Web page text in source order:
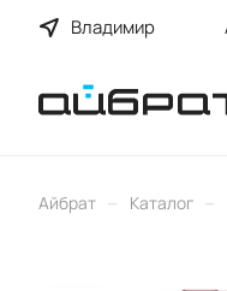
Владимир
Айбрат – Каталог –